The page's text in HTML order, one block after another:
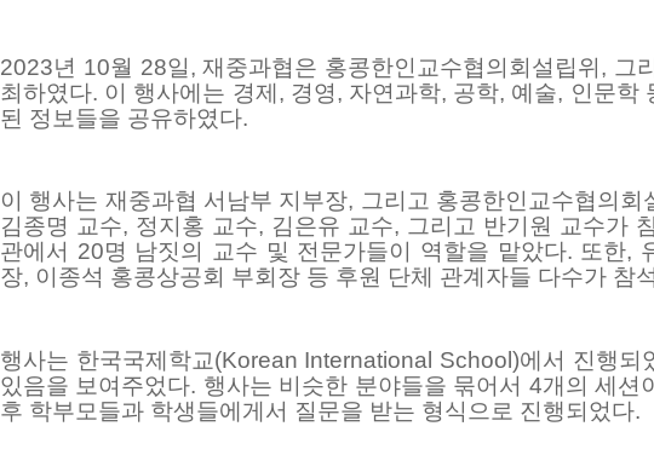
2023년 10월 28일,재중과협은 홍콩한인교수협의회설립위, 그
최하였다. 이 행사에는 경제, 경영, 자연과학, 공학, 예술, 인문학
된 정보들을 공유하였다.
이 행사는 재중과협 서남부 지부장, 그리고 홍콩한인교수협의
김종명 교수, 정지홍 교수, 김은유 교수, 그리고 반기원 교수가
관에서 20명 남짓의 교수 및 전문가들이 역할을 맡았다. 또한,
장, 이종석 홍콩상공회 부회장 등 후원 단체 관계자들 다수가 참
행사는 한국국제학교(Korean International School)에서 진행되
있음을 보여주었다. 행사는 비슷한 분야들을 묶어서 4개의 세션
후 학부모들과 학생들에게서 질문을 받는 형식으로 진행되었다.